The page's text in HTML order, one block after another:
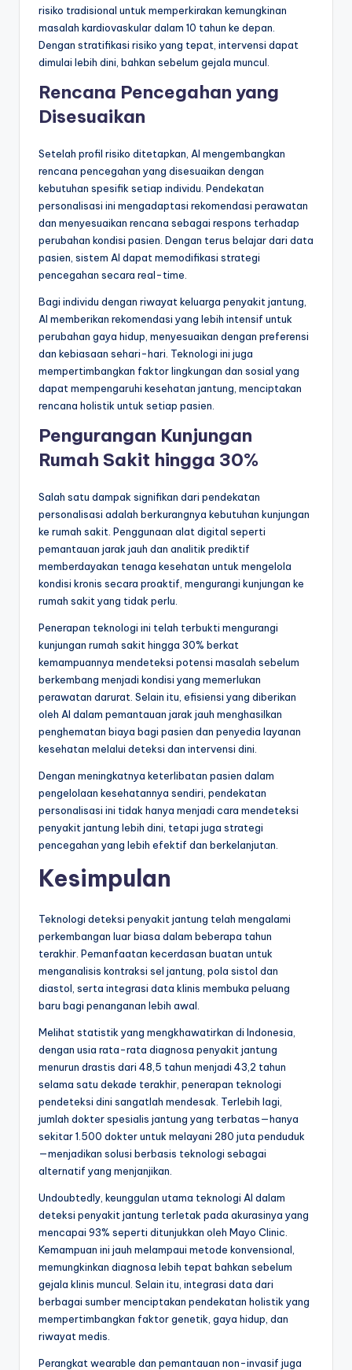
risiko tradisional untuk memperkirakan kemungkinan
masalah kardiovaskular dalam 10 tahun ke depan.
Dengan stratifikasi risiko yang tepat, intervensi dapat
dimulai lebih dini, bahkan sebelum gejala muncul.
Rencana Pencegahan yang
Disesuaikan
Setelah profil risiko ditetapkan, AI mengembangkan
rencana pencegahan yang disesuaikan dengan
kebutuhan spesifik setiap individu. Pendekatan
personalisasi ini mengadaptasi rekomendasi perawatan
dan menyesuaikan rencana sebagai respons terhadap
perubahan kondisi pasien. Dengan terus belajar dari data
pasien, sistem AI dapat memodifikasi strategi
pencegahan secara real-time.
Bagi individu dengan riwayat keluarga penyakit jantung,
AI memberikan rekomendasi yang lebih intensif untuk
perubahan gaya hidup, menyesuaikan dengan preferensi
dan kebiasaan sehari-hari. Teknologi ini juga
mempertimbangkan faktor lingkungan dan sosial yang
dapat mempengaruhi kesehatan jantung, menciptakan
rencana holistik untuk setiap pasien.
Pengurangan Kunjungan
Rumah Sakit hingga 30%
Salah satu dampak signifikan dari pendekatan
personalisasi adalah berkurangnya kebutuhan kunjungan
ke rumah sakit. Penggunaan alat digital seperti
pemantauan jarak jauh dan analitik prediktif
memberdayakan tenaga kesehatan untuk mengelola
kondisi kronis secara proaktif, mengurangi kunjungan ke
rumah sakit yang tidak perlu.
Penerapan teknologi ini telah terbukti mengurangi
kunjungan rumah sakit hingga 30% berkat
kemampuannya mendeteksi potensi masalah sebelum
berkembang menjadi kondisi yang memerlukan
perawatan darurat. Selain itu, efisiensi yang diberikan
oleh AI dalam pemantauan jarak jauh menghasilkan
penghematan biaya bagi pasien dan penyedia layanan
kesehatan melalui deteksi dan intervensi dini.
Dengan meningkatnya keterlibatan pasien dalam
pengelolaan kesehatannya sendiri, pendekatan
personalisasi ini tidak hanya menjadi cara mendeteksi
penyakit jantung lebih dini, tetapi juga strategi
pencegahan yang lebih efektif dan berkelanjutan.
Kesimpulan
Teknologi deteksi penyakit jantung telah mengalami
perkembangan luar biasa dalam beberapa tahun
terakhir. Pemanfaatan kecerdasan buatan untuk
menganalisis kontraksi sel jantung, pola sistol dan
diastol, serta integrasi data klinis membuka peluang
baru bagi penanganan lebih awal.
Melihat statistik yang mengkhawatirkan di Indonesia,
dengan usia rata-rata diagnosa penyakit jantung
menurun drastis dari 48,5 tahun menjadi 43,2 tahun
selama satu dekade terakhir, penerapan teknologi
pendeteksi dini sangatlah mendesak. Terlebih lagi,
jumlah dokter spesialis jantung yang terbatas—hanya
sekitar 1.500 dokter untuk melayani 280 juta penduduk
—menjadikan solusi berbasis teknologi sebagai
alternatif yang menjanjikan.
Undoubtedly, keunggulan utama teknologi AI dalam
deteksi penyakit jantung terletak pada akurasinya yang
mencapai 93% seperti ditunjukkan oleh Mayo Clinic.
Kemampuan ini jauh melampaui metode konvensional,
memungkinkan diagnosa lebih tepat bahkan sebelum
gejala klinis muncul. Selain itu, integrasi data dari
berbagai sumber menciptakan pendekatan holistik yang
mempertimbangkan faktor genetik, gaya hidup, dan
riwayat medis.
Perangkat wearable dan pemantauan non-invasif juga